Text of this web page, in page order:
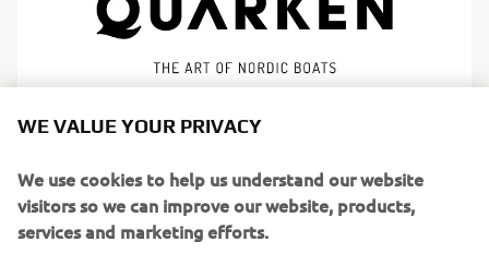
Quarken builds innovative, modular boats with crisp
Nordic styling and playful performance. Born from the
WE VALUE YOUR PRIVACY
We use cookies to help us understand our website
visitors so we can improve our website, products,
services and marketing efforts.